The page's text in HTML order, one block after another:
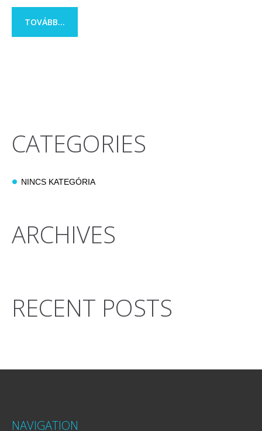
TOVÁBB...
CATEGORIES
NINCS KATEGÓRIA
ARCHIVES
RECENT POSTS
NAVIGATION